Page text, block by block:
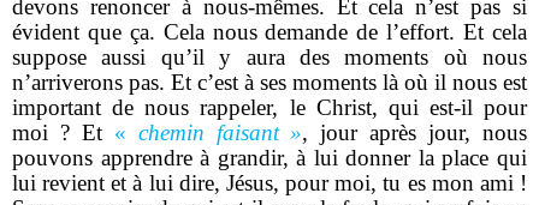
devons renoncer à nous-mêmes. Et cela n’est pas si
évident que ça. Cela nous demande de l’effort. Et cela
suppose aussi qu’il y aura des moments où nous
n’arriverons pas. Et c’est à ses moments là où il nous est
important de nous rappeler, le Christ, qui est-il pour
moi ? Et « chemin faisant », jour après jour, nous
pouvons apprendre à grandir, à lui donner la place qui
lui revient et à lui dire, Jésus, pour moi, tu es mon ami !